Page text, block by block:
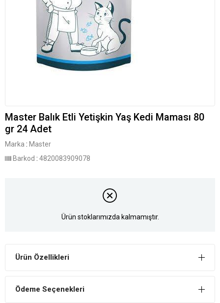
Master Balık Etli Yetişkin Yaş Kedi Maması 80
gr 24 Adet
Marka : Master
Barkod : 4820083909078
Ürün stoklarımızda kalmamıştır.
Ürün Özellikleri
Ödeme Seçenekleri